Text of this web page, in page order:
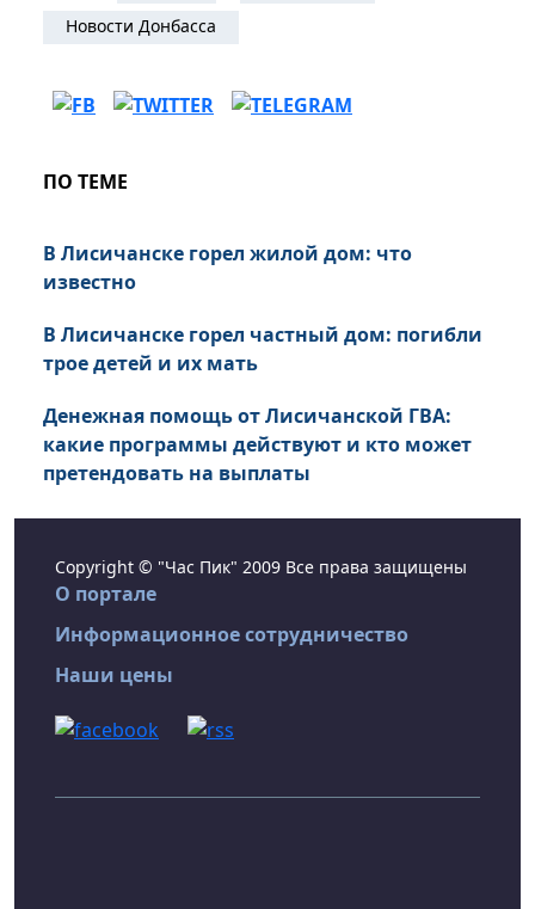
Новости Донбасса
ПО ТЕМЕ
В Лисичанске горел жилой дом: что
известно
В Лисичанске горел частный дом: погибли
трое детей и их мать
Денежная помощь от Лисичанской ГВА:
какие программы действуют и кто может
претендовать на выплаты
Copyright © "Час Пик" 2009 Все права защищены
О портале
Информационное сотрудничество
Наши цены